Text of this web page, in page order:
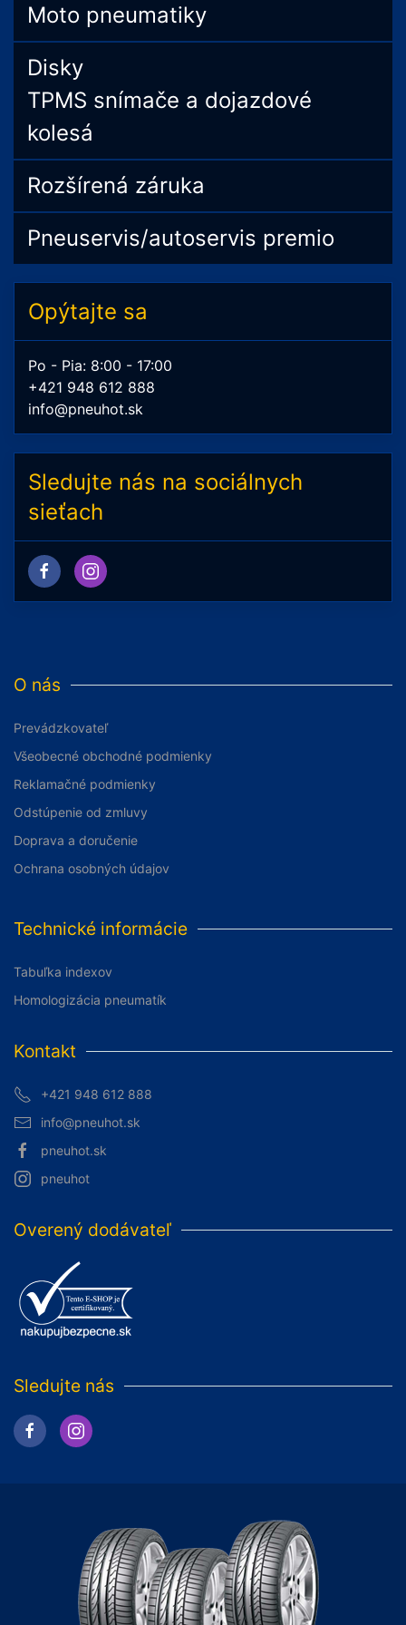
Moto pneumatiky
Disky
TPMS snímače a dojazdové
kolesá
Rozšírená záruka
Pneuservis/autoservis premio
Opýtajte sa
Po - Pia: 8:00 - 17:00
+421 948 612 888
info@pneuhot.sk
Sledujte nás na sociálnych
sieťach
O nás
Prevádzkovateľ
Všeobecné obchodné podmienky
Reklamačné podmienky
Odstúpenie od zmluvy
Doprava a doručenie
Ochrana osobných údajov
Technické informácie
Tabuľka indexov
Homologizácia pneumatík
Kontakt
+421 948 612 888
info@pneuhot.sk
pneuhot.sk
pneuhot
Overený dodávateľ
Sledujte nás